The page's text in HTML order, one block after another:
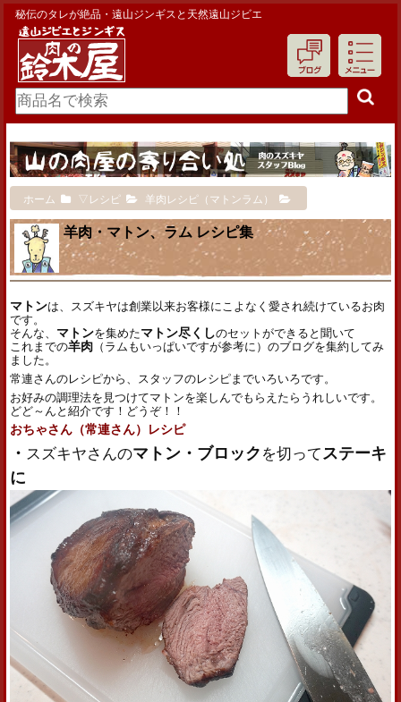
秘伝のタレが絶品・遠山ジンギスと天然遠山ジビエ
ホーム ▽レシピ 羊肉レシピ（マトンラム）
羊肉・マトン、ラム レシピ集
マトンは、スズキヤは創業以来お客様にこよなく愛され続けているお肉
です。
そんな、 マトンを集めたマトン尽くしのセットができると聞いて
これまでの羊肉 （ラムもいっぱいですが参考に）のブログを集約してみ
ました。
常連さんのレシピから、スタッフのレシピまでいろいろです。
お好みの調理法を見つけてマトンを楽しんでもらえたらうれしいです。
どど～んと紹介です！どうぞ！！
おちゃさん（常連さん）レシピ
・ スズキヤさんのマトン・ブロック を切って ステーキ
に